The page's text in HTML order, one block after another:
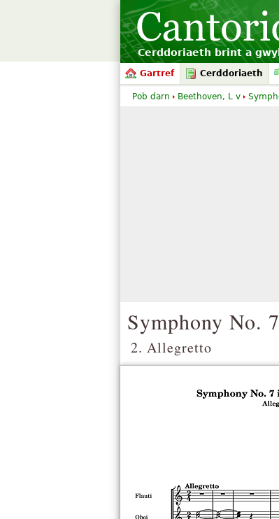
Cerddoriaeth brint a
Gartref Cerddoriaeth
Symphony No. 7
2. Allegretto
Pob darn Beethoven, L v